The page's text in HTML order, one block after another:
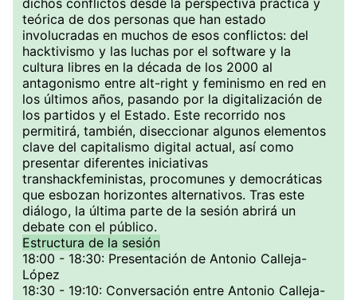
dichos conflictos desde la perspectiva práctica y
teórica de dos personas que han estado
involucradas en muchos de esos conflictos: del
hacktivismo y las luchas por el software y la
cultura libres en la década de los 2000 al
antagonismo entre alt-right y feminismo en red en
los últimos años, pasando por la digitalización de
los partidos y el Estado. Este recorrido nos
permitirá, también, diseccionar algunos elementos
clave del capitalismo digital actual, así como
presentar diferentes iniciativas
transhackfeministas, procomunes y democráticas
que esbozan horizontes alternativos. Tras este
diálogo, la última parte de la sesión abrirá un
debate con el público.
Estructura de la sesión
18:00 - 18:30: Presentación de Antonio Calleja-
López
18:30 - 19:10: Conversación entre Antonio Calleja-